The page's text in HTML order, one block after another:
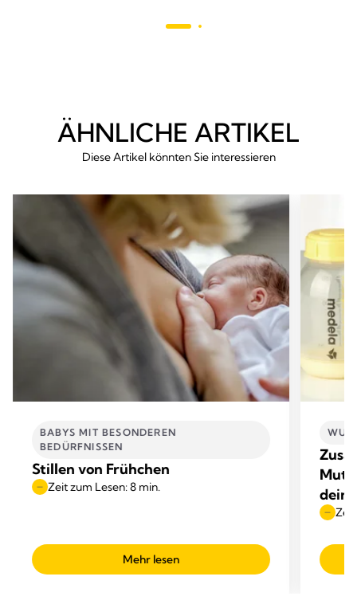
ÄHNLICHE ARTIKEL
Diese Artikel könnten Sie interessieren
BABYS MIT BESONDEREN
BEDÜRFNISSEN
Stillen von Frühchen
Zeit zum Lesen: 8 min.
Mehr lesen
Zeit